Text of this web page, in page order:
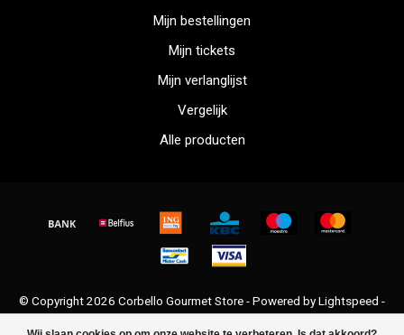
Mijn bestellingen
Mijn tickets
Mijn verlanglijst
Vergelijk
Alle producten
© Copyright 2026 Corbello Gourmet Store - Powered byLightspeed -
Lightspeed design by Dyvelopment